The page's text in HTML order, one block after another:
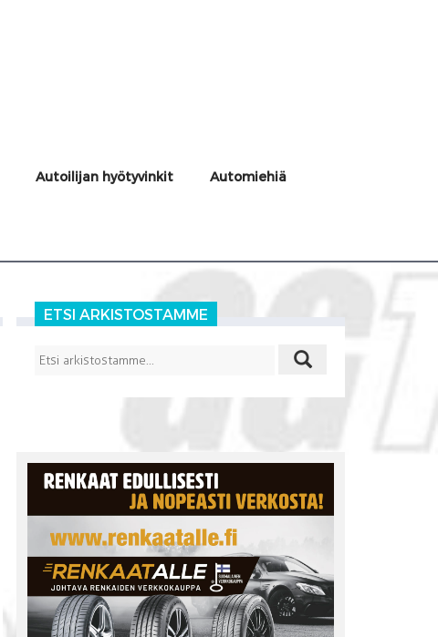
Autoilijan hyötyvinkit Automiehiä
ETSI ARKISTOSTAMME